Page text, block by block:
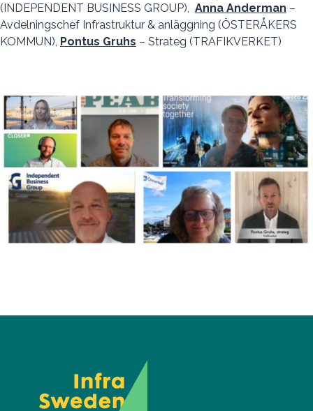
(INDEPENDENT BUSINESS GROUP), Anna Anderman –
Avdelningschef Infrastruktur & anläggning (ÖSTERÅKERS
KOMMUN), Pontus Gruhs – Strateg (TRAFIKVERKET)